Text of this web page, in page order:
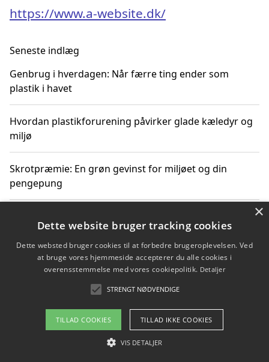
https://www.a-website.dk/
Seneste indlæg
Genbrug i hverdagen: Når færre ting ender som
plastik i havet
Hvordan plastikforurening påvirker glade kæledyr og
miljø
Skrotpræmie: En grøn gevinst for miljøet og din
pengepung
Hvordan blåfade med rist kan hjælpe med at reducere
plastik i havet
Spil kasinospil på et troværdigt online casino: Din
guide til sikker og sjov underholdning
Copyright 2026 - Pilanto Aps
Om / kontakt
×
Dette website bruger tracking cookies
Dette websted bruger cookies til at forbedre brugeroplevelsen. Ved
at bruge vores hjemmeside accepterer du alle cookies i
overensstemmelse med vores cookiepolitik. Detaljer
STRENGT NØDVENDIGE
TILLAD COOKIES TILLAD IKKE COOKIES
VIS DETALJER